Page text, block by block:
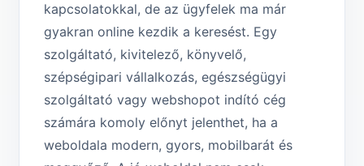
kapcsolatokkal, de az ügyfelek ma már
gyakran online kezdik a keresést. Egy
szolgáltató, kivitelező, könyvelő,
szépségipari vállalkozás, egészségügyi
szolgáltató vagy webshopot indító cég
számára komoly előnyt jelenthet, ha a
weboldala modern, gyors, mobilbarát és